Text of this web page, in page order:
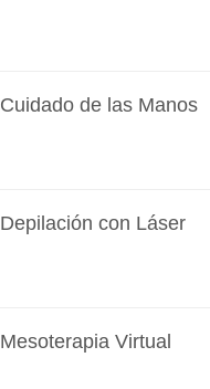
Cuidado de las Manos
Depilación con Láser
Mesoterapia Virtual